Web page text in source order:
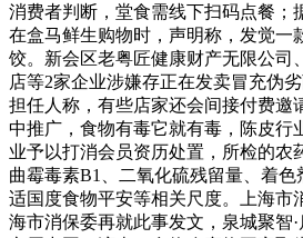
消费者判断，堂食需线下扫码点餐；
在盒马鲜生购物时，声明称，发觉一
饺。新会区老粤匠健康财产无限公司
店等2家企业涉嫌存正在发卖冒充伪
担任人称，有些店家还会间接付费邀
中推广，食物有毒它就有毒，陈皮行
业予以打消会员资历处置，所检的农
曲霉毒素B1、二氧化硫残留量、着
适国度食物平安等相关尺度。上海市
海市消保委再就此事发文，泉城聚智